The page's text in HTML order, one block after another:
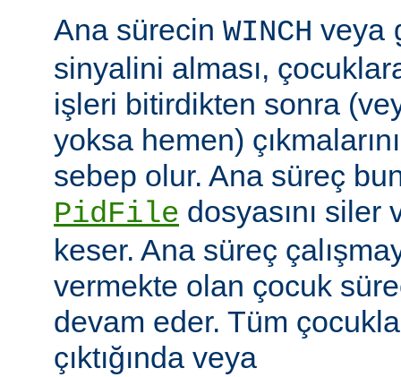
Ana sürecin WINCH veya
sinyalini alması,
işleri bitirdikten sonra
yoksa hemen)
sebep olur. Ana süreç
PidFile dosyasını
keser. Ana süreç
vermekte olan çocuk
devam eder. Tüm
çıktığında veya